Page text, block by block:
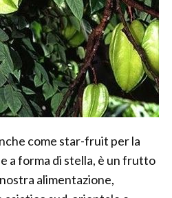
come star-fruit per la
a forma di stella, è un frutto
alimentazione,